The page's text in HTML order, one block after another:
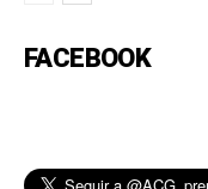
FACEBOOK